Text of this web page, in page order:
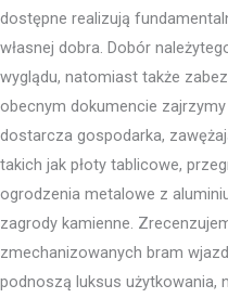
dostępne realizują
własnej dobra. Dobór
wyglądu, natomiast także
obecnym dokumencie
dostarcza gospodarka,
takich jak płoty tablicowe,
ogrodzenia metalowe z
zagrody kamienne.
zmechanizowanych bram
podnoszą luksus użytkowania,